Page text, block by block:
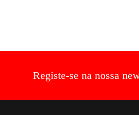
Registe-se na nossa